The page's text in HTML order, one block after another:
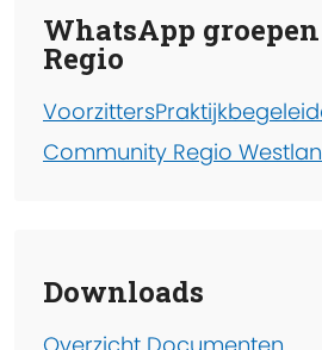
WhatsApp
Regio
Voorzitters
Community Regio
Downloads